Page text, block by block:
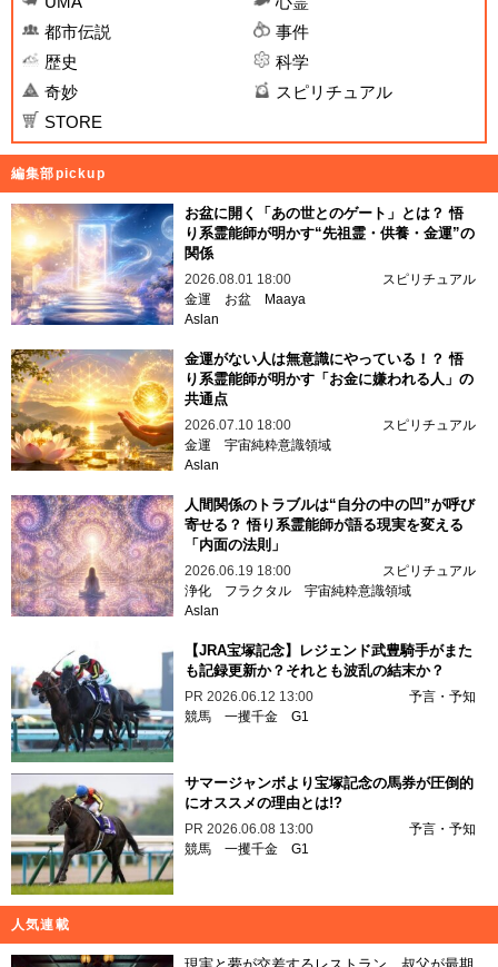
都市伝説
事件
歴史
科学
奇妙
スピリチュアル
STORE
編集部pickup
お盆に開く「あの世とのゲート」とは？ 悟
り系霊能師が明かす“先祖霊・供養・金運”の
関係
2026.08.01 18:00
スピリチュアル
金運
お盆
Maaya
Aslan
金運がない人は無意識にやっている！？ 悟
り系霊能師が明かす「お金に嫌われる人」の
共通点
2026.07.10 18:00
スピリチュアル
金運 宇宙純粋意識領域
Aslan
人間関係のトラブルは“自分の中の凹”が呼び
寄せる？ 悟り系霊能師が語る現実を変える
「内面の法則」
2026.06.19 18:00
スピリチュアル
浄化
フラクタル 宇宙純粋意識領域
Aslan
【JRA宝塚記念】レジェンド武豊騎手がまた
も記録更新か？それとも波乱の結末か？
PR 2026.06.12 13:00
予言・予知
競馬 一攫千金 G1
サマージャンボより宝塚記念の馬券が圧倒的
にオススメの理由とは!?
PR 2026.06.08 13:00
予言・予知
競馬 一攫千金 G1
人気連載